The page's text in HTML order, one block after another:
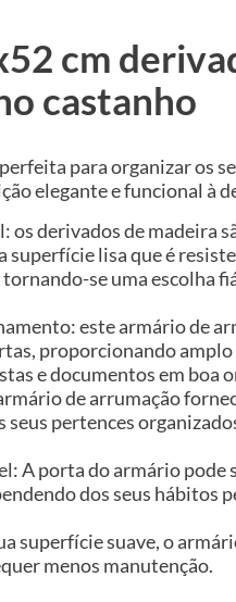
cm
castanho
para organizar os
elegante e funcional à
os derivados de madeira
superfície lisa que é
se uma escolha
este armário de
proporcionando
e documentos em boa
de arrumação
pertences
A porta do armário pode
dos seus hábitos
superfície suave, o
menos manutenção.